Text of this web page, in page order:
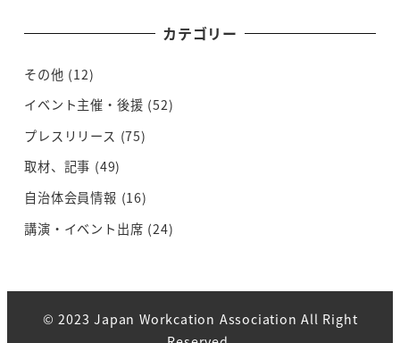
カテゴリー
その他 (12)
イベント主催・後援 (52)
プレスリリース (75)
取材、記事 (49)
自治体会員情報 (16)
講演・イベント出席 (24)
© 2023 Japan Workcation Association All Right